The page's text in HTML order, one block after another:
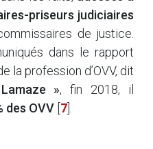
priseurs judiciaires
de justice.
dans le rapport
la profession d’OVV, dit
», fin 2018, il
des OVV 7